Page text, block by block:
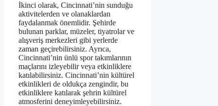
İkinci olarak, Cincinnati’nin sunduğu
aktivitelerden ve olanaklardan
faydalanmak önemlidir. Şehirde
bulunan parklar, müzeler, tiyatrolar ve
alışveriş merkezleri gibi yerlerde
zaman geçirebilirsiniz. Ayrıca,
Cincinnati’nin ünlü spor takımlarının
maçlarını izleyebilir veya etkinliklere
katılabilirsiniz. Cincinnati’nin kültürel
etkinlikleri de oldukça zengindir, bu
etkinliklere katılarak şehrin kültürel
atmosferini deneyimleyebilirsiniz.